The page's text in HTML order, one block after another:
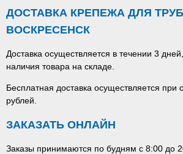
ДОСТАВКА КРЕПЕЖА ДЛЯ ТРУБ
ВОСКРЕСЕНСК
Доставка осуществляется в течении 3
наличия товара на складе.
Бесплатная доставка осуществляется при
рублей.
ЗАКАЗАТЬ ОНЛАЙН
Заказы принимаются по будням с 8:00 до